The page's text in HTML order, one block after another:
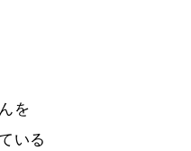
を
いる
月号が届きました！まも